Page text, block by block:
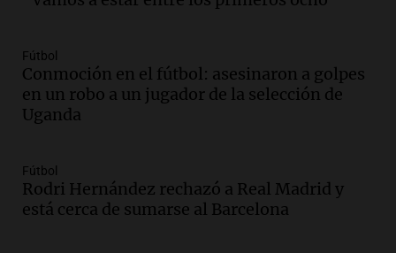
día del niño.
La Argentina Posible
Episodios
bandera de la universidad
La Argentina Posible
Episodios
Fútbol
Conmoción en el fútbol: asesinaron a golpes
en un robo a un jugador de la selección de
Uganda
Fútbol
Rodri Hernández rechazó a Real Madrid y
está cerca de sumarse al Barcelona